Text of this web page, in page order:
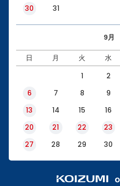
30
31
9月
日 月 火 水
1 2
6
7 8 9
13
14 15 16
20
21 22 23
27
28 29 30